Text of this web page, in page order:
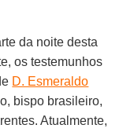
da noite desta
os testemunhos
D. Esmeraldo
bispo brasileiro,
Atualmente,